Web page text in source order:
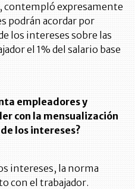
contempló expresamente
podrán acordar por
los intereses sobre las
el 1% del salario base
empleadores y
con la mensualización
los intereses?
intereses, la norma
con el trabajador.